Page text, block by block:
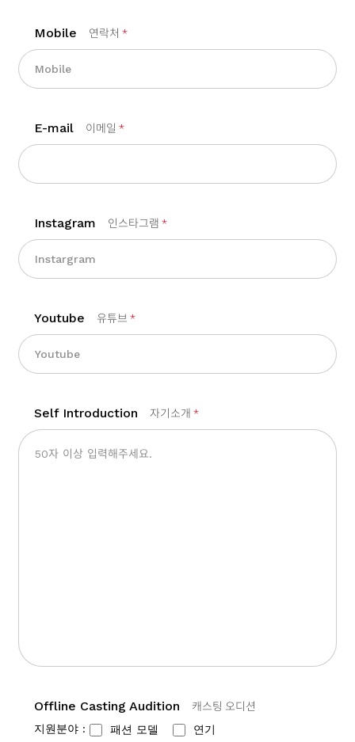
Mobile 연락처 *
E-mail 이메일 *
Instagram 인스타그램 *
Youtube 유튜브 *
Self Introduction 자기소개 *
Offline Casting Audition 캐스팅 오디션
지원분야 : 패션 모델 연기